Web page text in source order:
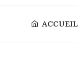
ACCUEIL